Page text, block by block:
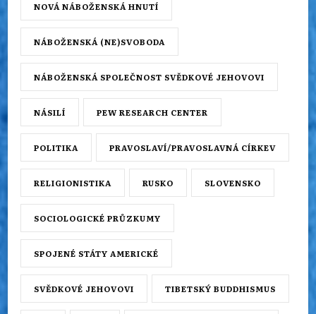
NOVÁ NÁBOŽENSKÁ HNUTÍ
NÁBOŽENSKÁ (NE)SVOBODA
NÁBOŽENSKÁ SPOLEČNOST SVĚDKOVÉ JEHOVOVI
NÁSILÍ PEW RESEARCH CENTER
POLITIKA PRAVOSLAVÍ/PRAVOSLAVNÁ CÍRKEV
RELIGIONISTIKA RUSKO SLOVENSKO
SOCIOLOGICKÉ PRŮZKUMY
SPOJENÉ STÁTY AMERICKÉ
SVĚDKOVÉ JEHOVOVI TIBETSKÝ BUDDHISMUS